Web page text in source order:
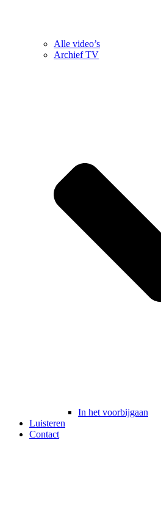
Alle video’s
Archief TV
In het voorbijgaan
Luisteren
Contact